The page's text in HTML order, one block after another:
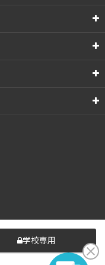
学校専用